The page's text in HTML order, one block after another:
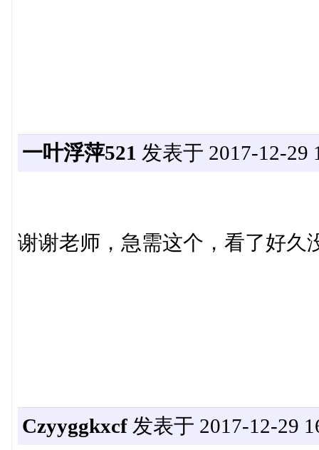
一叶浮萍521 发表于 2017-12-29
谢谢老师，急需这个，看了好久
Czyyggkxcf发表于 2017-12-29